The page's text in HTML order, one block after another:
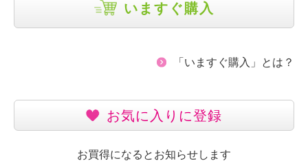
いますぐ購入
「いますぐ購入」とは？
お気に入りに登録
お買得になるとお知らせします